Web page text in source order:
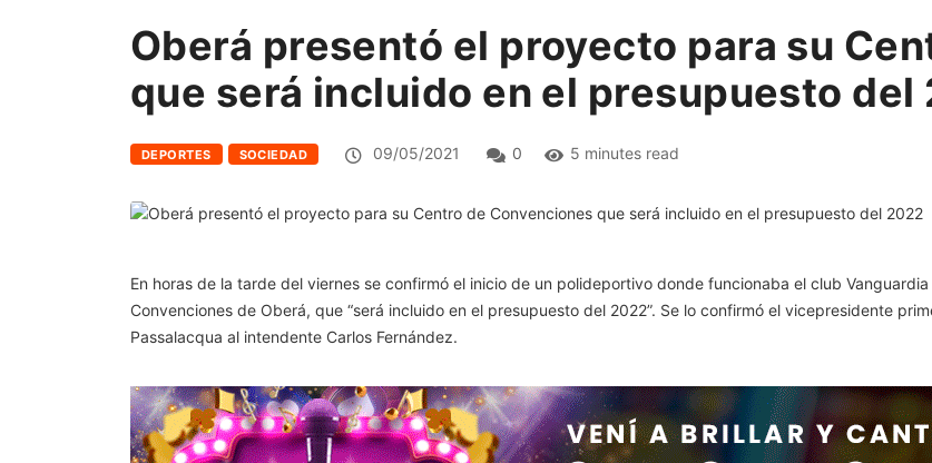
Oberá presentó el proyecto para su
que será incluido en el presupuesto del
DEPORTES SOCIEDAD 09/05/2021 0 5 minutes read
En horas de la tarde del viernes se confirmó el inicio de un polideportivo donde funcionaba el club
Convenciones de Oberá, que “será incluido en el presupuesto del 2022”. Se lo confirmó el vicepresidente
Passalacqua al intendente Carlos Fernández.